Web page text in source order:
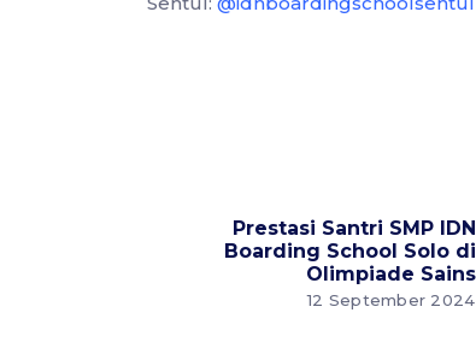
Prestasi Santri SMP IDN
Boarding School Solo di
Olimpiade Sains
12 September 2024